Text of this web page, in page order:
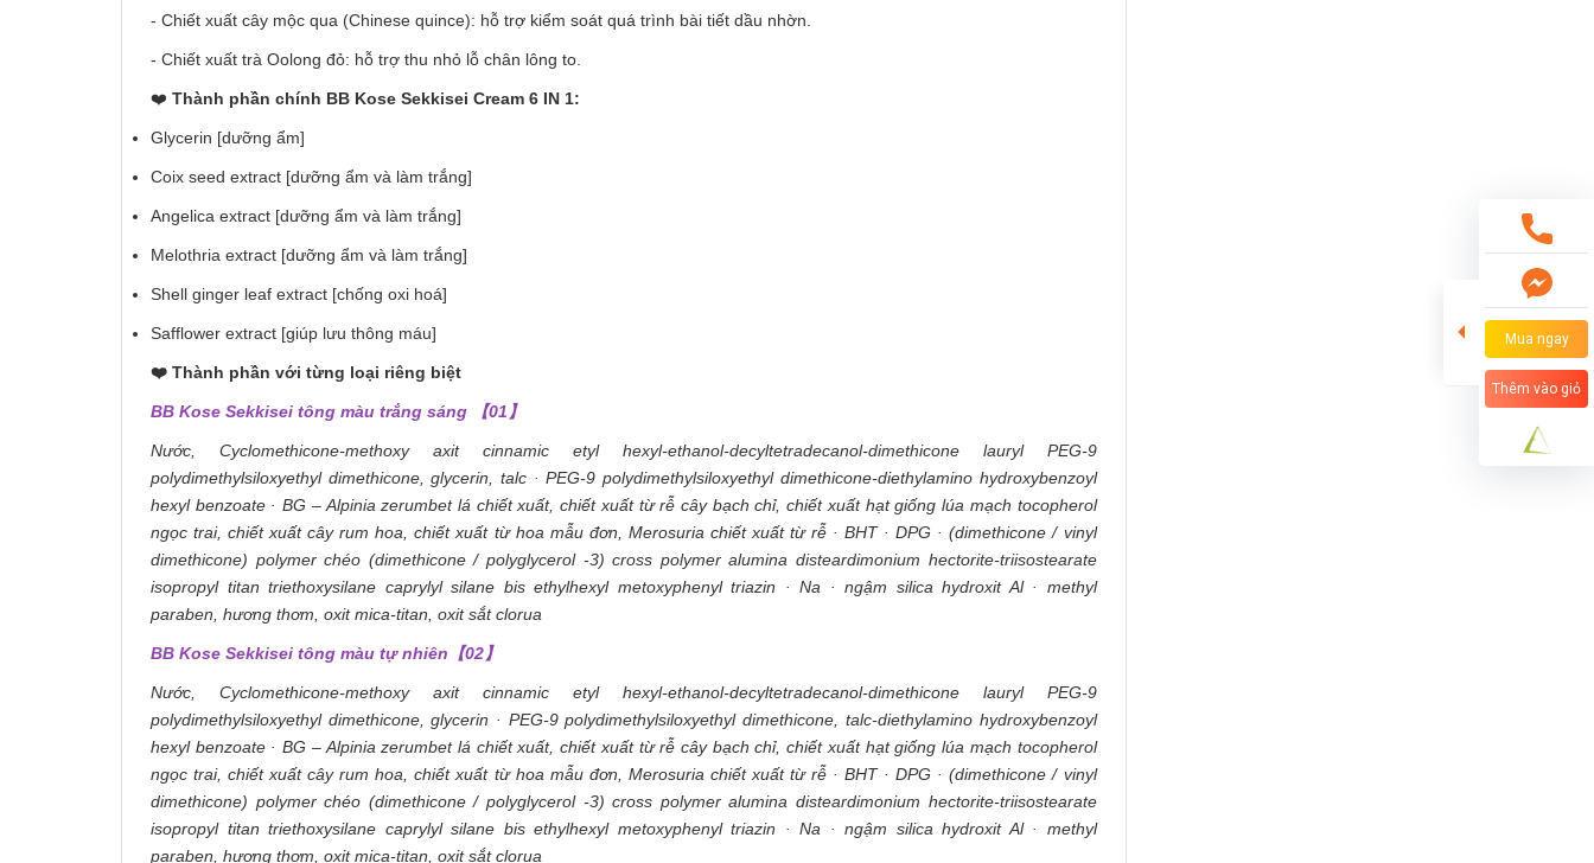
- Chiết xuất cây mộc qua (Chinese quince): hỗ trợ kiểm soát quá trình bài tiết dầu nhờn.
- Chiết xuất trà Oolong đỏ: hỗ trợ thu nhỏ lỗ chân lông to.
❤️ Thành phần chính BB Kose Sekkisei Cream 6 IN 1:
Glycerin [dưỡng ẩm]
Coix seed extract [dưỡng ẩm và làm trắng]
Angelica extract [dưỡng ẩm và làm trắng]
Melothria extract [dưỡng ẩm và làm trắng]
Shell ginger leaf extract [chống oxi hoá]
Safflower extract [giúp lưu thông máu]
❤️ Thành phần với từng loại riêng biệt
BB Kose Sekkisei tông màu trắng sáng 【01】
Nước, Cyclomethicone-methoxy axit cinnamic etyl hexyl-ethanol-decyltetradecanol-dimethicone lauryl PEG-9
polydimethylsiloxyethyl dimethicone, glycerin, talc · PEG-9 polydimethylsiloxyethyl dimethicone-diethylamino hydroxybenzoyl
hexyl benzoate · BG – Alpinia zerumbet lá chiết xuất, chiết xuất từ rễ cây bạch chỉ, chiết xuất hạt giống lúa mạch tocopherol
ngọc trai, chiết xuất cây rum hoa, chiết xuất từ hoa mẫu đơn, Merosuria chiết xuất từ rễ · BHT · DPG · (dimethicone / vinyl
dimethicone) polymer chéo (dimethicone / polyglycerol -3) cross polymer alumina disteardimonium hectorite-triisostearate
isopropyl titan triethoxysilane caprylyl silane bis ethylhexyl metoxyphenyl triazin · Na · ngậm silica hydroxit Al · methyl
paraben, hương thơm, oxit mica-titan, oxit sắt clorua
BB Kose Sekkisei tông màu tự nhiên【02】
Nước, Cyclomethicone-methoxy axit cinnamic etyl hexyl-ethanol-decyltetradecanol-dimethicone lauryl PEG-9
polydimethylsiloxyethyl dimethicone, glycerin · PEG-9 polydimethylsiloxyethyl dimethicone, talc-diethylamino hydroxybenzoyl
hexyl benzoate · BG – Alpinia zerumbet lá chiết xuất, chiết xuất từ rễ cây bạch chỉ, chiết xuất hạt giống lúa mạch tocopherol
ngọc trai, chiết xuất cây rum hoa, chiết xuất từ hoa mẫu đơn, Merosuria chiết xuất từ rễ · BHT · DPG · (dimethicone / vinyl
dimethicone) polymer chéo (dimethicone / polyglycerol -3) cross polymer alumina disteardimonium hectorite-triisostearate
isopropyl titan triethoxysilane caprylyl silane bis ethylhexyl metoxyphenyl triazin · Na · ngậm silica hydroxit Al · methyl
paraben, hương thơm, oxit mica-titan, oxit sắt clorua
Mua ngay
Thêm vào giỏ